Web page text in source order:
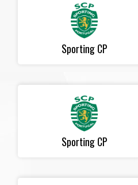
Sporting CP
Sporting CP